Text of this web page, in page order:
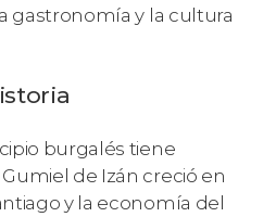
gastronomía y la cultura
burgalés tiene
de Izán creció en
y la economía del